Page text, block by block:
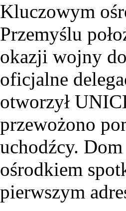
Kluczowym
Przemyślu
okazji wojny
oficjalne
otworzył
przewożono
uchodźcy.
ośrodkiem
pierwszym